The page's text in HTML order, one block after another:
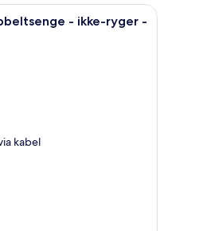
separat soveværelse med seng og
Et moderne hotelværelse med et stort
- ikke-ryger -
kabel